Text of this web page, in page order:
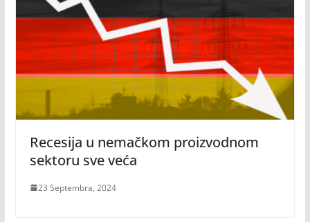
Recesija u nemačkom proizvodnom
sektoru sve veća
23 Septembra, 2024